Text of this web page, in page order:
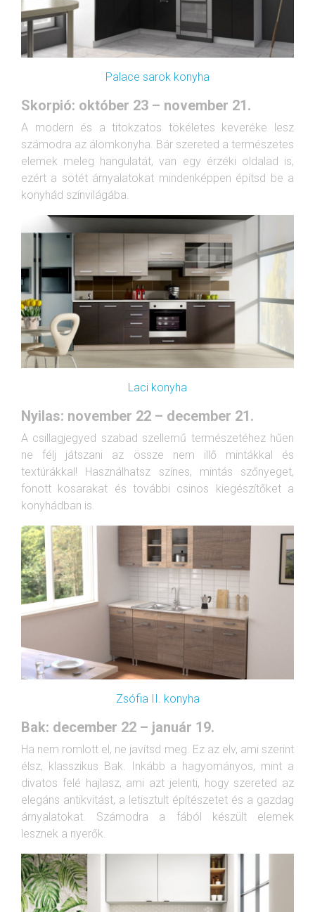
Palace sarok konyha
Skorpió: október 23 – november 21.
A modern és a titokzatos tökéletes keveréke lesz
számodra az álomkonyha. Bár szereted a természetes
elemek meleg hangulatát, van egy érzéki oldalad is,
ezért a sötét árnyalatokat mindenképpen építsd be a
konyhád színvilágába.
Laci konyha
Nyilas: november 22 – december 21.
A csillagjegyed szabad szellemű természetéhez hűen
ne félj játszani az össze nem illő mintákkal és
textúrákkal! Használhatsz színes, mintás szőnyeget,
fonott kosarakat és további csinos kiegészítőket a
konyhádban is.
Zsófia II. konyha
Bak: december 22 – január 19.
Ha nem romlott el, ne javítsd meg. Ez az elv, ami szerint
élsz, klasszikus Bak. Inkább a hagyományos, mint a
divatos felé hajlasz, ami azt jelenti, hogy szereted az
elegáns antikvitást, a letisztult építészetet és a gazdag
árnyalatokat. Számodra a fából készült elemek
lesznek a nyerők.